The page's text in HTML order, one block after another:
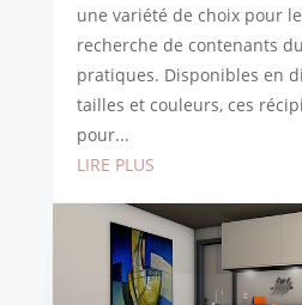
une variété de choix pour
recherche de contenants
pratiques. Disponibles en
tailles et couleurs, ces
pour...
LIRE PLUS